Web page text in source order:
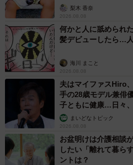
「尊…」
梨木 香奈
2026.08.08
何かと人に舐められ
髪デビューしたら…
海川 まこと
2026.08.08
夫はマイファスHiro
手の28歳モデル兼俳
子ともに健康…日々
まいどなトピック
2026.08.08
お盆明けは介護相談
したい「離れて暮ら
ントは？